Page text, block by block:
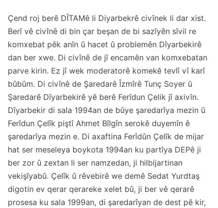
Çend roj berê DÎTAMê li Diyarbekrê civînek li dar xist.
Berî vê civînê di bin çar beşan de bi sazîyên sîvil re
komxebat pêk anîn û hacet û problemên Dîyarbekirê
dan ber xwe. Di civînê de jî encamên van komxebatan
parve kirin. Ez jî wek moderatorê komekê tevlî vî karî
bûbûm. Di civînê de Şaredarê Îzmîrê Tunç Soyer û
Şaredarê Dîyarbekirê yê berê Ferîdun Çelik jî axivîn.
Dîyarbekir di sala 1994an de bûye şaredarîya mezin û
Ferîdun Çelîk piştî Ahmet Bîlgîn serokê duyemîn ê
şaredarîya mezin e. Di axaftina Ferîdûn Çelîk de mijar
hat ser meseleya boykota 1994an ku partîya DEPê ji
ber zor û zextan li ser namzedan, ji hilbijartinan
vekişîyabû. Çelîk û rêvebirê we demê Sedat Yurdtaş
digotin ev qerar qerareke xelet bû, ji ber vê qerarê
prosesa ku sala 1999an, di şaredarîyan de dest pê kir,